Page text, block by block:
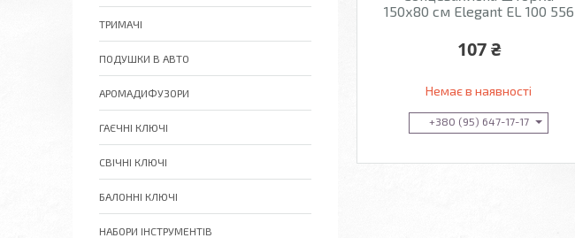
150х80 см Elegant EL 100 556
107 ₴
Немає в наявності
+380 (95) 647-17-17
ТРИМАЧІ
ПОДУШКИ В АВТО
АРОМАДИФУЗОРИ
ГАЄЧНІ КЛЮЧІ
СВІЧНІ КЛЮЧІ
БАЛОННІ КЛЮЧІ
НАБОРИ ІНСТРУМЕНТІВ